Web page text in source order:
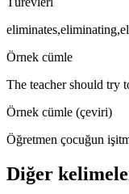
Örnek cümle
The teacher should try
Örnek cümle (çeviri)
Öğretmen çocuğun
Diğer